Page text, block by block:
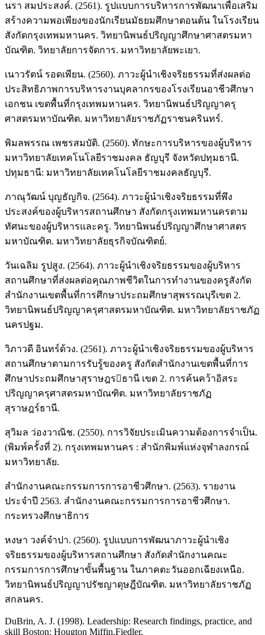
นรา สมประสงค์. (2561). รูปแบบการบริหารการพัฒนาเพื่อเสริม
สร้างความพอเพียงของนักเรียนมัธยมศึกษาตอนต้น ในโรงเรียน
สังกัดกรุงเทพมหานคร. วิทยานิพนธ์ปริญญาศึกษาศาสตรมหา
บัณฑิต. วิทยาลัยการจัดการ. มหาวิทยาลัยพะเยา.
เนาวรัตน์ รอดเพียน. (2560). ภาวะผู้นำเชิงจริยธรรมที่ส่งผลต่อ
ประสิทธิภาพการบริหารงานบุคลากรของโรงเรียนอาชีวศึกษา
เอกชน เขตพื้นที่กรุงเทพมหานคร. วิทยานิพนธ์ปริญญาครุ
ศาสตรมหาบัณฑิต. มหาวิทยาลัยราชภัฏราชนครินทร์.
พิมลพรรณ เพชรสมบัติ. (2560). ทักษะการบริหารของผู้บริหาร
มหาวิทยาลัยเทคโนโลยีราชมงคล ธัญบุรี จังหวัดปทุมธานี.
ปทุมธานี: มหาวิทยาลัยเทคโนโลยีราชมงคลธัญบุรี.
ภาณุวัฒน์ บุญธัญกิจ. (2564). ภาวะผู้นำเชิงจริยธรรมที่พึง
ประสงค์ของผู้บริหารสถานศึกษา สังกัดกรุงเทพมหานครตาม
ทัศนะของผู้บริหารและครู. วิทยานิพนธ์ปริญญาศึกษาศาสตร
มหาบัณฑิต. มหาวิทยาลัยธุรกิจบัณฑิตย์.
วันเฉลิม รูปสูง. (2564). ภาวะผู้นำเชิงจริยธรรมของผู้บริหาร
สถานศึกษาที่ส่งผลต่อคุณภาพชีวิตในการทำงานของครูสังกัด
สำนักงานเขตพื้นที่การศึกษาประถมศึกษาสุพรรณบุรีเขต 2.
วิทยานิพนธ์ปริญญาครุศาสตรมหาบัณฑิต. มหาวิทยาลัยราชภัฏ
นครปฐม.
วิภาวดี อินทร์ด้วง. (2561). ภาวะผู้นำเชิงจริยธรรมของผู้บริหาร
สถานศึกษาตามการรับรู้ของครู สังกัดสํานักงานเขตพื้นที่การ
ศึกษาประถมศึกษาสุราษฎรธานี เขต 2. การค้นคว้าอิสระ
ปริญญาครุศาสตรมหาบัณฑิต. มหาวิทยาลัยราชภัฏ
สุราษฎร์ธานี.
สุวิมล ว่องวาณิช. (2550). การวิจัยประเมินความต้องการจำเป็น.
(พิมพ์ครั้งที่ 2). กรุงเทพมหานคร : สํานักพิมพ์แห่งจุฬาลงกรณ์
มหาวิทยาลัย.
สำนักงานคณะกรรมการการอาชีวศึกษา. (2563). รายงาน
ประจำปี 2563. สำนักงานคณะกรรมการการอาชีวศึกษา.
กระทรวงศึกษาธิการ
หงษา วงค์จำปา. (2560). รูปแบบการพัฒนาภาวะผู้นำเชิง
จริยธรรมของผู้บริหารสถานศึกษา สังกัดสำนักงานคณะ
กรรมการการศึกษาขั้นพื้นฐาน ในภาคตะวันออกเฉียงเหนือ.
วิทยานิพนธ์ปริญญาปรัชญาดุษฎีบัณฑิต. มหาวิทยาลัยราชภัฏ
สกลนคร.
DuBrin, A. J. (1998). Leadership: Research findings, practice, and
skill Boston: Hougton Miffin.Fiedler.